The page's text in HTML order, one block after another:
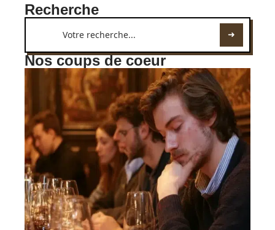
Recherche
Nos coups de coeur